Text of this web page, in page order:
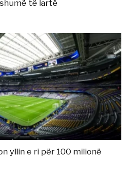
të lartë
yllin e ri për 100 milionë